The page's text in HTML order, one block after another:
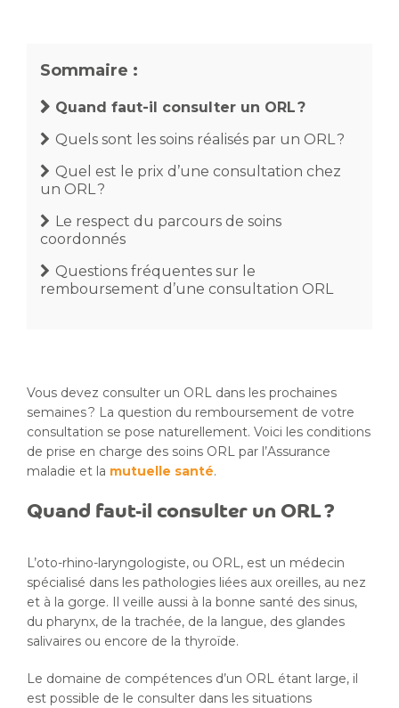
Sommaire :
Quand faut-il consulter un ORL ?
Quels sont les soins réalisés par un ORL ?
Quel est le prix d’une consultation chez
un ORL ?
Le respect du parcours de soins
coordonnés
Questions fréquentes sur le
remboursement d’une consultation ORL
Vous devez consulter un ORL dans les prochaines
semaines ? La question du remboursement de votre
consultation se pose naturellement. Voici les conditions
de prise en charge des soins ORL par l’Assurance
maladie et la mutuelle santé.
Quand faut-il consulter un ORL ?
L’oto-rhino-laryngologiste, ou ORL, est un médecin
spécialisé dans les pathologies liées aux oreilles, au nez
et à la gorge. Il veille aussi à la bonne santé des sinus,
du pharynx, de la trachée, de la langue, des glandes
salivaires ou encore de la thyroïde.
Le domaine de compétences d’un ORL étant large, il
est possible de le consulter dans les situations